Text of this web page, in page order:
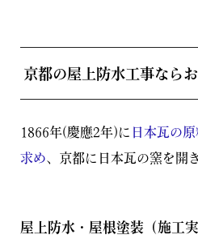
京都の屋上防水工事なら
1866年(慶應2年)に 日本瓦の
求め、京都に日本瓦の窯を開
屋上防水・屋根塗装（施工実